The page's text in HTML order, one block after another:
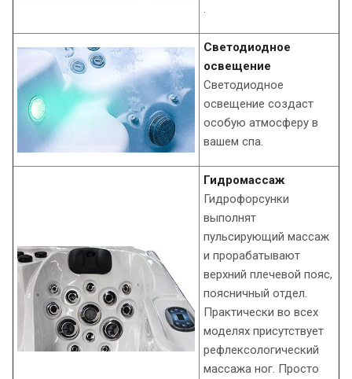
.
Светодиодное
освещение
Светодиодное
освещение создаст
особую атмосферу в
вашем спа.
Гидромассаж
Гидрофорсунки
выполнят
пульсирующий массаж
и прорабатывают
верхний плечевой пояс,
поясничный отдел.
Практически во всех
моделях присутствует
рефлексологический
массажа ног. Просто